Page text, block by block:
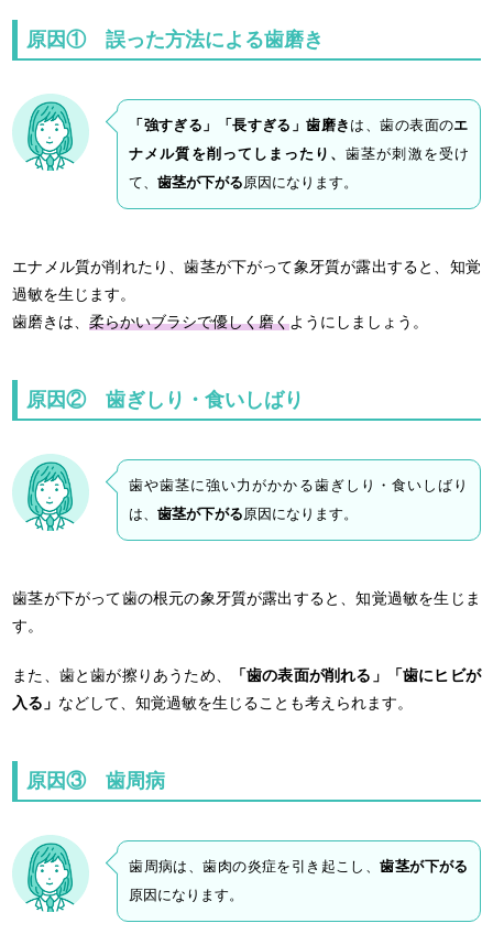
原因① 誤った方法による歯磨き
「強すぎる」「長すぎる」歯磨き は、歯の表面のエ
ナメル質を削ってしまったり、歯茎が刺激を受け
て、歯茎が下がる原因になります。
エナメル質が削れたり、歯茎が下がって象牙質が露出すると、知覚
過敏を生じます。
歯磨きは、柔らかいブラシで優しく磨くようにしましょう。
原因② 歯ぎしり・食いしばり
歯や歯茎に強い力がかかる歯ぎしり・食いしばり
は、歯茎が下がる原因になります。
歯茎が下がって歯の根元の象牙質が露出すると、知覚過敏を生じま
す。
また、歯と歯が擦りあうため、
「歯の表面が削れる」「歯にヒビが
入る」 などして、知覚過敏を生じることも考えられます。
原因③ 歯周病
歯周病は、歯肉の炎症を引き起こし、歯茎が下がる
原因になります。